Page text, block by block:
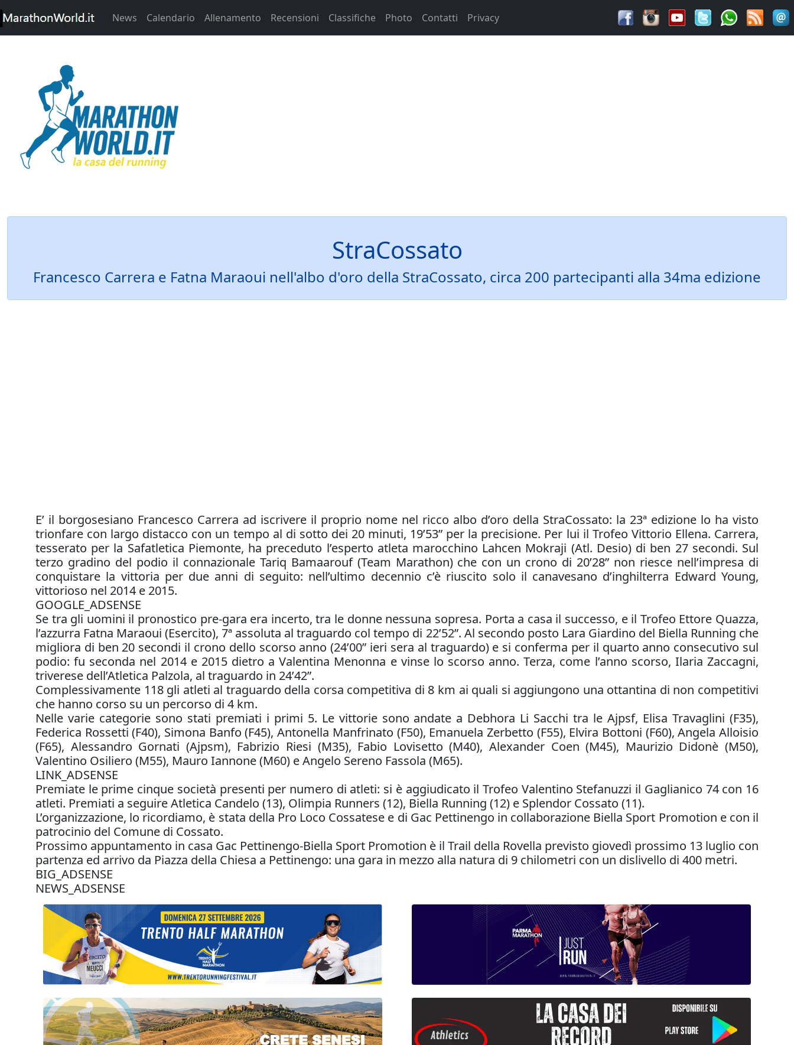
News Calendario Allenamento Recensioni Classifiche Photo Contatti Privacy
StraCossato
Francesco Carrera e Fatna Maraoui nell'albo d'oro della StraCossato, circa 200 partecipanti alla 34ma edizione
E’ il borgosesiano Francesco Carrera ad iscrivere il proprio nome nel ricco albo d’oro della StraCossato: la 23ª edizione lo ha visto
trionfare con largo distacco con un tempo al di sotto dei 20 minuti, 19’53” per la precisione. Per lui il Trofeo Vittorio Ellena. Carrera,
tesserato per la Safatletica Piemonte, ha preceduto l’esperto atleta marocchino Lahcen Mokraji (Atl. Desio) di ben 27 secondi. Sul
terzo gradino del podio il connazionale Tariq Bamaarouf (Team Marathon) che con un crono di 20’28” non riesce nell’impresa di
conquistare la vittoria per due anni di seguito: nell’ultimo decennio c’è riuscito solo il canavesano d’inghilterra Edward Young,
vittorioso nel 2014 e 2015.
GOOGLE_ADSENSE
Se tra gli uomini il pronostico pre-gara era incerto, tra le donne nessuna sopresa. Porta a casa il successo, e il Trofeo Ettore Quazza,
l’azzurra Fatna Maraoui (Esercito), 7ª assoluta al traguardo col tempo di 22’52”. Al secondo posto Lara Giardino del Biella Running che
migliora di ben 20 secondi il crono dello scorso anno (24’00” ieri sera al traguardo) e si conferma per il quarto anno consecutivo sul
podio: fu seconda nel 2014 e 2015 dietro a Valentina Menonna e vinse lo scorso anno. Terza, come l’anno scorso, Ilaria Zaccagni,
triverese dell’Atletica Palzola, al traguardo in 24’42”.
Complessivamente 118 gli atleti al traguardo della corsa competitiva di 8 km ai quali si aggiungono una ottantina di non competitivi
che hanno corso su un percorso di 4 km.
Nelle varie categorie sono stati premiati i primi 5. Le vittorie sono andate a Debhora Li Sacchi tra le Ajpsf, Elisa Travaglini (F35),
Federica Rossetti (F40), Simona Banfo (F45), Antonella Manfrinato (F50), Emanuela Zerbetto (F55), Elvira Bottoni (F60), Angela Alloisio
(F65), Alessandro Gornati (Ajpsm), Fabrizio Riesi (M35), Fabio Lovisetto (M40), Alexander Coen (M45), Maurizio Didonè (M50),
Valentino Osiliero (M55), Mauro Iannone (M60) e Angelo Sereno Fassola (M65).
LINK_ADSENSE
Premiate le prime cinque società presenti per numero di atleti: si è aggiudicato il Trofeo Valentino Stefanuzzi il Gaglianico 74 con 16
atleti. Premiati a seguire Atletica Candelo (13), Olimpia Runners (12), Biella Running (12) e Splendor Cossato (11).
L’organizzazione, lo ricordiamo, è stata della Pro Loco Cossatese e di Gac Pettinengo in collaborazione Biella Sport Promotion e con il
patrocinio del Comune di Cossato.
Prossimo appuntamento in casa Gac Pettinengo-Biella Sport Promotion è il Trail della Rovella previsto giovedì prossimo 13 luglio con
partenza ed arrivo da Piazza della Chiesa a Pettinengo: una gara in mezzo alla natura di 9 chilometri con un dislivello di 400 metri.
BIG_ADSENSE
NEWS_ADSENSE